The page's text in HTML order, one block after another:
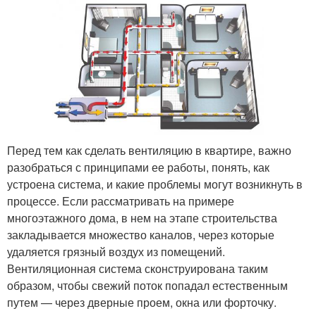
Перед тем как сделать вентиляцию в квартире, важно
разобраться с принципами ее работы, понять, как
устроена система, и какие проблемы могут возникнуть в
процессе. Если рассматривать на примере
многоэтажного дома, в нем на этапе строительства
закладывается множество каналов, через которые
удаляется грязный воздух из помещений.
Вентиляционная система сконструирована таким
образом, чтобы свежий поток попадал естественным
путем — через дверные проем, окна или форточку.